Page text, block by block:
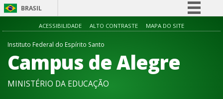
BRASIL
Simplifique!
Acesso à informação
ACESSIBILIDADE ALTO CONTRASTE MAPA DO SITE
Instituto Federal do Espírito Santo
Campus de Alegre
MINISTÉRIO DA EDUCAÇÃO